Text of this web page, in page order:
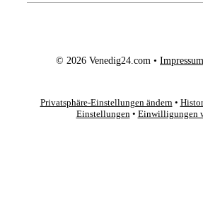
© 2026 Venedig24.com • Impressum
Privatsphäre-Einstellungen ändern •
Einstellungen • Einwilligungen